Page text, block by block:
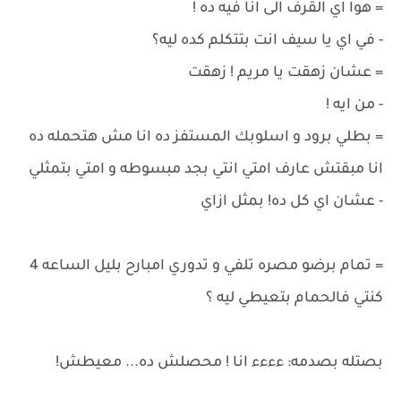
= هوا اي القرف الى انا فيه ده !
- في اي يا سيف انت بتتكلم كده ليه؟
= عشان زهقت يا مريم ! زهقت
- من ايه !
= بطلي برود و اسلوبك المستفز ده انا مش هتحمله ده
انا مبقتش عارف امتي انتي بجد مبسوطه و امتي بتمثلي
- عشان اي كل ده! بمثل ازاي
= تمام برضو مصره تلفي و تدوري امبارح بليل الساعه 4
كنتي فالحمام بتعيطي ليه ؟
بصتله بصدمه: ءءءء انا ! محصلش ده... معيطش!